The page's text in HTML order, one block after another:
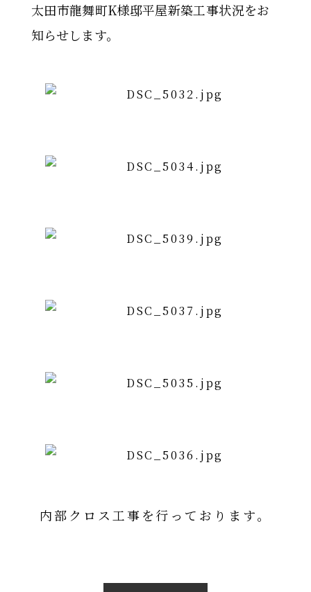
太田市龍舞町K様邸平屋新築工事状況をお
知らせします。
内部クロス工事を行っております。